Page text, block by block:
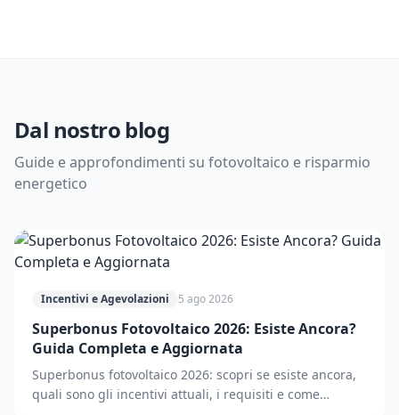
Dal nostro blog
Guide e approfondimenti su fotovoltaico e risparmio
energetico
Incentivi e Agevolazioni 5 ago 2026
Superbonus Fotovoltaico 2026: Esiste Ancora?
Guida Completa e Aggiornata
Superbonus fotovoltaico 2026: scopri se esiste ancora,
quali sono gli incentivi attuali, i requisiti e come